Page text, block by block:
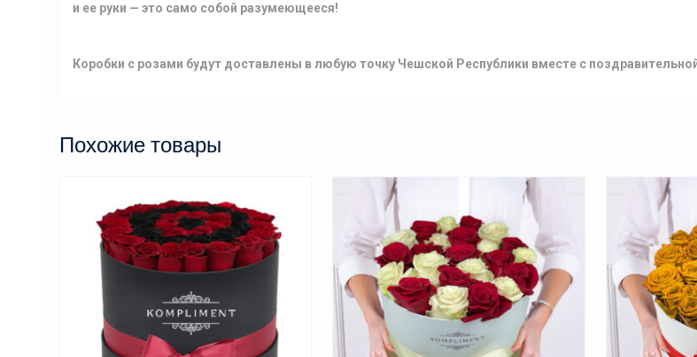
и ее руки — это само собой разумеющееся!
Коробки с розами будут доставлены в любую точку Чешской Республики вместе с
Похожие товары